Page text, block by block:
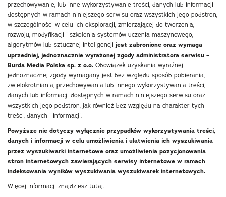
przechowywanie, lub inne wykorzystywanie treści, danych lub informacji
dostępnych w ramach niniejszego serwisu oraz wszystkich jego podstron,
w szczególności w celu ich eksploracji, zmierzającej do tworzenia,
rozwoju, modyfikacji i szkolenia systemów uczenia maszynowego,
algorytmów lub sztucznej inteligencji jest zabronione oraz wymaga
uprzedniej, jednoznacznie wyrażonej zgody administratora serwisu –
Burda Media Polska sp. z o.o. Obowiązek uzyskania wyraźnej i
jednoznacznej zgody wymagany jest bez względu sposób pobierania,
zwielokrotniania, przechowywania lub innego wykorzystywania treści,
danych lub informacji dostępnych w ramach niniejszego serwisu oraz
wszystkich jego podstron, jak również bez względu na charakter tych
treści, danych i informacji.
Powyższe nie dotyczy wyłącznie przypadków wykorzystywania treści,
danych i informacji w celu umożliwienia i ułatwienia ich wyszukiwania
przez wyszukiwarki internetowe oraz umożliwienia pozycjonowania
stron internetowych zawierających serwisy internetowe w ramach
indeksowania wyników wyszukiwania wyszukiwarek internetowych.
Więcej informacji znajdziesz tutaj.